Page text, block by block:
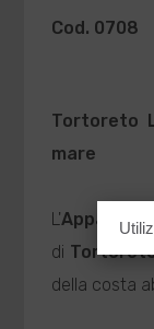
Cod. 0708
Tortoreto
mare
L'
di
della costa